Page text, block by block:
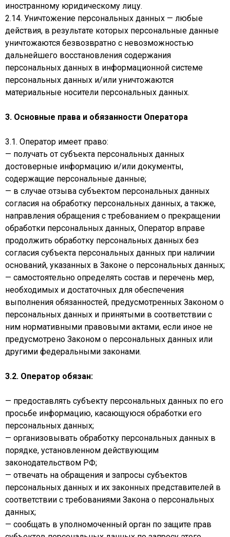
иностранному юридическому лицу.
2.14. Уничтожение персональных данных — любые
действия, в результате которых персональные данные
уничтожаются безвозвратно с невозможностью
дальнейшего восстановления содержания
персональных данных в информационной системе
персональных данных и/или уничтожаются
материальные носители персональных данных.
3. Основные права и обязанности Оператора
3.1. Оператор имеет право:
— получать от субъекта персональных данных
достоверные информацию и/или документы,
содержащие персональные данные;
— в случае отзыва субъектом персональных данных
согласия на обработку персональных данных, а также,
направления обращения с требованием о прекращении
обработки персональных данных, Оператор вправе
продолжить обработку персональных данных без
согласия субъекта персональных данных при наличии
оснований, указанных в Законе о персональных данных;
— самостоятельно определять состав и перечень мер,
необходимых и достаточных для обеспечения
выполнения обязанностей, предусмотренных Законом о
персональных данных и принятыми в соответствии с
ним нормативными правовыми актами, если иное не
предусмотрено Законом о персональных данных или
другими федеральными законами.
3.2. Оператор обязан:
— предоставлять субъекту персональных данных по его
просьбе информацию, касающуюся обработки его
персональных данных;
— организовывать обработку персональных данных в
порядке, установленном действующим
законодательством РФ;
— отвечать на обращения и запросы субъектов
персональных данных и их законных представителей в
соответствии с требованиями Закона о персональных
данных;
— сообщать в уполномоченный орган по защите прав